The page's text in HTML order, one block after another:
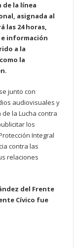
de la línea
asignada al
las 24 horas,
información
a la
la
junto con
audiovisuales y
la Lucha contra
los
Integral
contra las
relaciones
del Frente
Cívico fue